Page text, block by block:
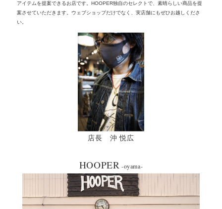
アイテムを提案できるお店です。
HOOPER独自のセレクトで、素晴らしい商品を提
案させていただきます。
ウェブショップだけでなく、実店舗にもぜひお越しくださ
い。
店長 沖 悦広
HOOPER -oyama-